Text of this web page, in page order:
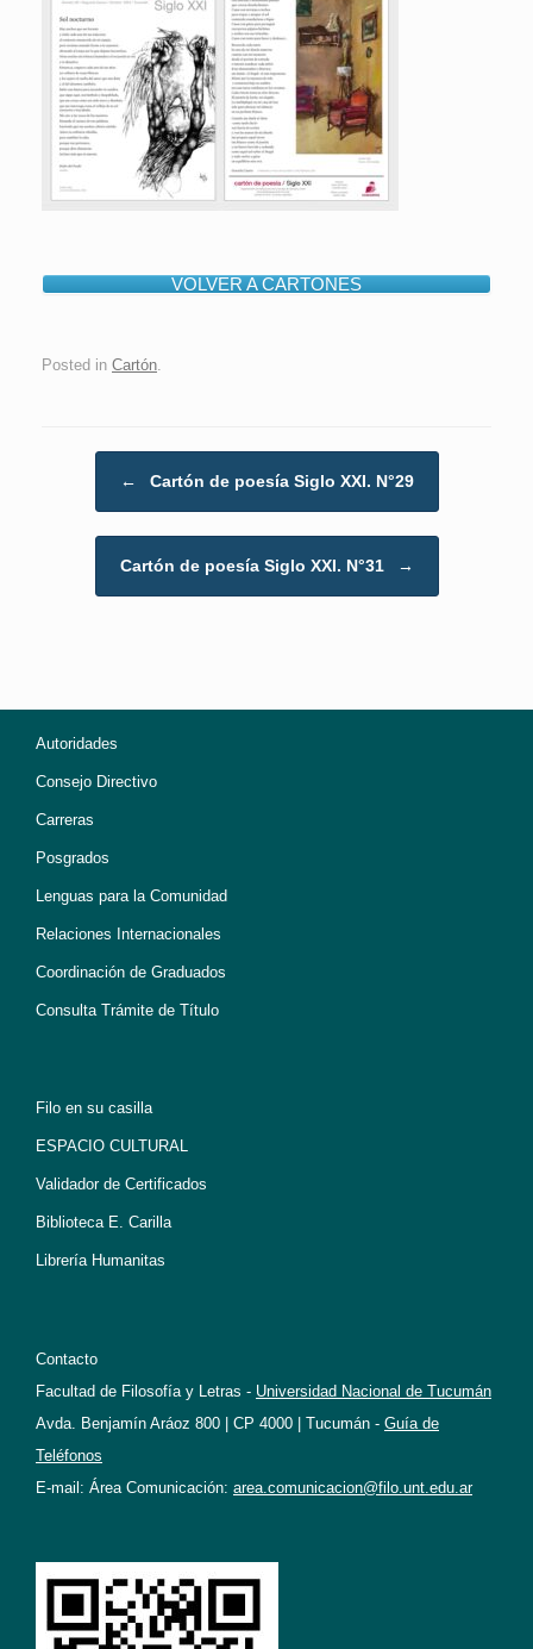
VOLVER A CARTONES
Posted in Cartón
← Cartón de poesía Siglo XXI. N°29
Cartón de poesía Siglo XXI. N°31 →
Autoridades
Consejo Directivo
Carreras
Posgrados
Lenguas para la Comunidad
Relaciones Internacionales
Coordinación de Graduados
Consulta Trámite de Título
Filo en su casilla
ESPACIO CULTURAL
Validador de Certificados
Biblioteca E. Carilla
Librería Humanitas
Contacto
Facultad de Filosofía y Letras - Universidad Nacional de Tucumán
Avda. Benjamín Aráoz 800 | CP 4000 | Tucumán - Guía de
Teléfonos
E-mail: Área Comunicación: area.comunicacion@filo.unt.edu.ar